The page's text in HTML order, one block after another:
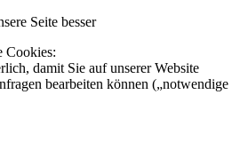
Seite besser
Cookies:
damit Sie auf unserer Website
bearbeiten können („notwendige